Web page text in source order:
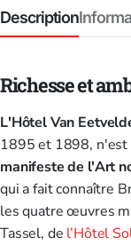
Description
Richesse et
L'Hôtel Van
1895 et 1898, n'est
manifeste de l'Art
qui a fait connaître
les quatre œuvres
Tassel, de l’Hôtel